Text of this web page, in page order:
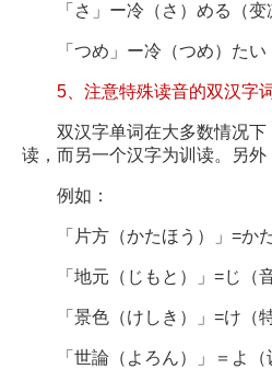
「さ」ー冷（さ）める（变
「つめ」ー冷（つめ）たい
5、注意特殊读音的双汉字词
双汉字单词在大多数情况下
读，而另一个汉字为训读。另
例如：
「片方（かたほう）」=かた
「地元（じもと）」=じ（音
「景色（けしき）」=け（特
「世論（よろん）」＝よ（